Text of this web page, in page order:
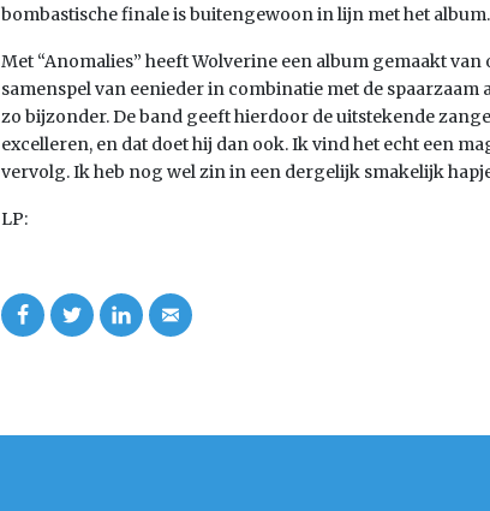
bombastische finale is buitengewoon in lijn met het album.
Met “Anomalies” heeft Wolverine een album gemaakt
samenspel van eenieder in combinatie met de
zo bijzonder. De band geeft hierdoor de uitstekende
excelleren, en dat doet hij dan ook. Ik vind het echt een
vervolg. Ik heb nog wel zin in een dergelijk smakelijk
LP: